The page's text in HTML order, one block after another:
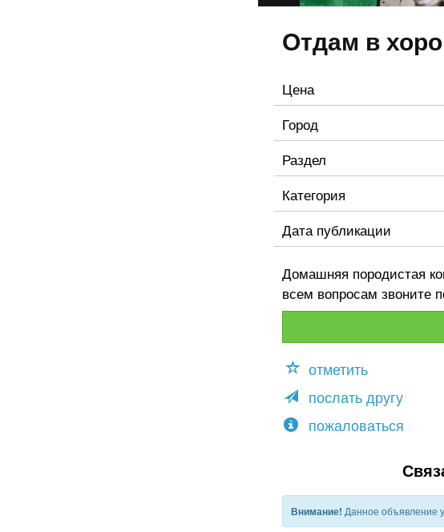
Отдам в
Цена
Город
Раздел
Категория
Дата публикации
Домашняя породистая
всем вопросам звоните
отметить
послать другу
пожаловаться
Внимание! Данное объявление